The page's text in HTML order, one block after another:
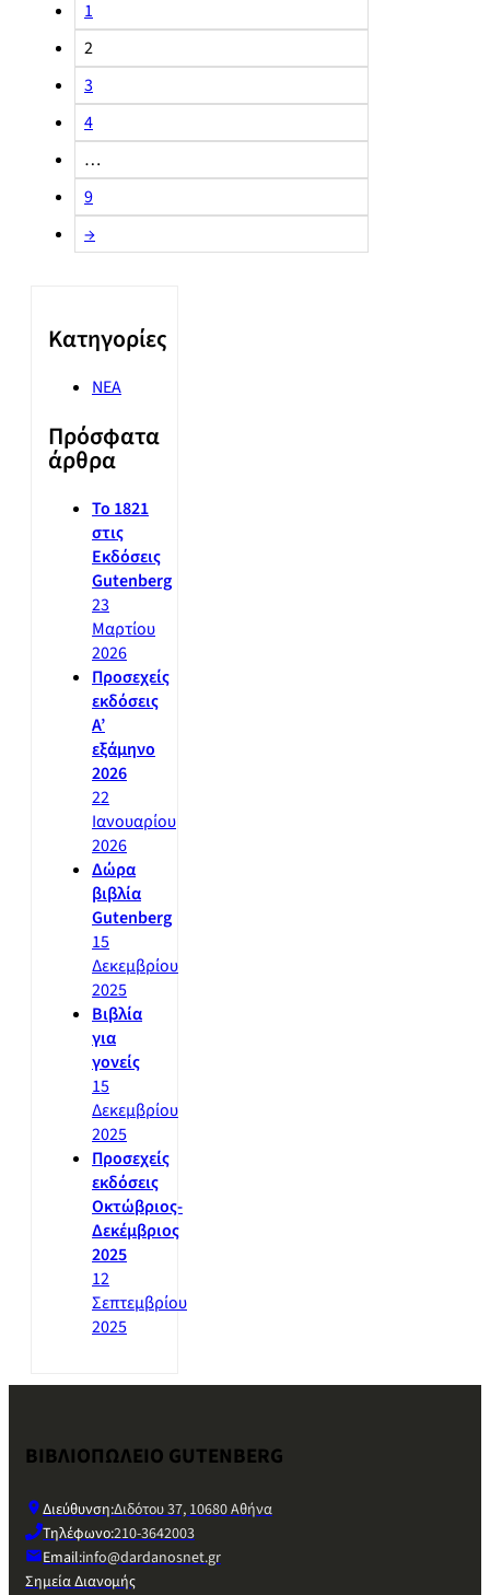
1
2
3
4
…
9
→
Kατηγορίες
ΝΕΑ
Πρόσφατα
άρθρα
Το 1821
στις
Εκδόσεις
Gutenberg
23
Μαρτίου
2026
Προσεχείς
εκδόσεις
Α’
εξάμηνο
2026
22
Ιανουαρίου
2026
Δώρα
βιβλία
Gutenberg
15
Δεκεμβρίου
2025
Βιβλία
για
γονείς
15
Δεκεμβρίου
2025
Προσεχείς
εκδόσεις
Οκτώβριος-
Δεκέμβριος
2025
12
Σεπτεμβρίου
2025
ΒΙΒΛΙΟΠΩΛΕΙΟ GUTENBERG
Διεύθυνση:Διδότου 37, 10680 Αθήνα
Τηλέφωνο:210-3642003
Email:info@dardanosnet.gr
Σημεία Διανομής